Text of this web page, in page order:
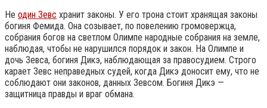
Не один Зевс хранит законы. У его трона стоит хранящая законы
богиня Фемида. Она созывает, по повелению громовержца,
собрания богов на светлом Олимпе народные собрания на земле,
наблюдая, чтобы не нарушился порядок и закон. На Олимпе и
дочь Зевса, богиня Дикэ, наблюдающая за правосудием. Строго
карает Зевс неправедных судей, когда Дикэ доносит ему, что не
соблюдают они законов, данных Зевсом. Богиня Дикэ —
защитница правды и враг обмана.